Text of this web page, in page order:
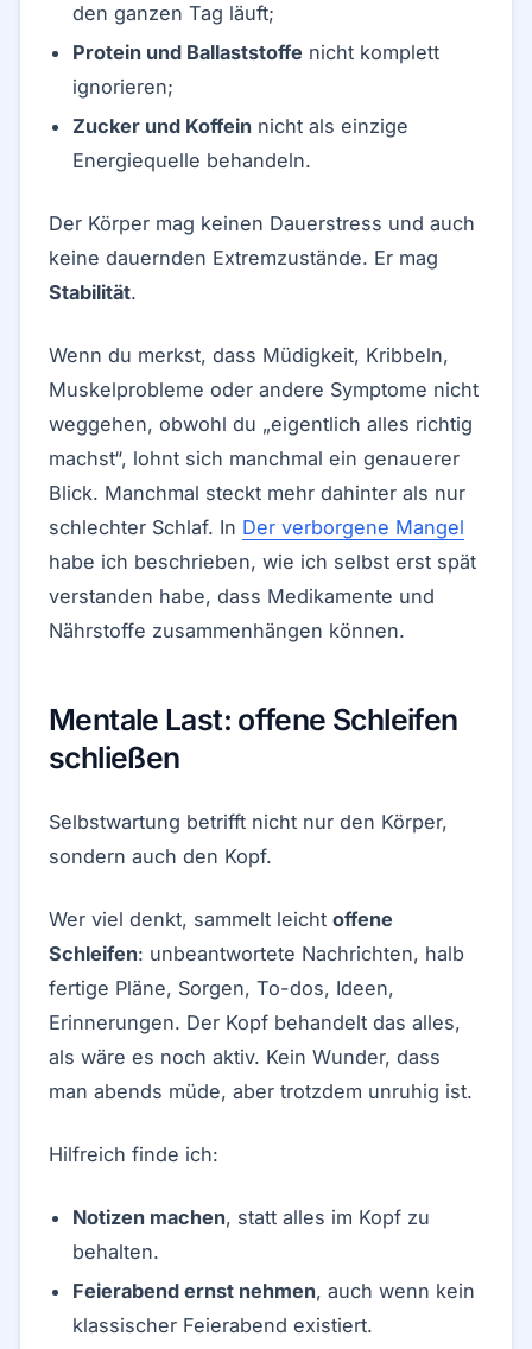
den ganzen Tag läuft;
Protein und Ballaststoffe nicht komplett
ignorieren;
Zucker und Koffein nicht als einzige
Energiequelle behandeln.
Der Körper mag keinen Dauerstress und auch
keine dauernden Extremzustände. Er mag
Stabilität.
Wenn du merkst, dass Müdigkeit, Kribbeln,
Muskelprobleme oder andere Symptome nicht
weggehen, obwohl du „eigentlich alles richtig
machst“, lohnt sich manchmal ein genauerer
Blick. Manchmal steckt mehr dahinter als nur
schlechter Schlaf. In Der verborgene Mangel
habe ich beschrieben, wie ich selbst erst spät
verstanden habe, dass Medikamente und
Nährstoffe zusammenhängen können.
Mentale Last: offene Schleifen
schließen
Selbstwartung betrifft nicht nur den Körper,
sondern auch den Kopf.
Wer viel denkt, sammelt leicht offene
Schleifen: unbeantwortete Nachrichten, halb
fertige Pläne, Sorgen, To-dos, Ideen,
Erinnerungen. Der Kopf behandelt das alles,
als wäre es noch aktiv. Kein Wunder, dass
man abends müde, aber trotzdem unruhig ist.
Hilfreich finde ich:
Notizen machen, statt alles im Kopf zu
behalten.
Feierabend ernst nehmen, auch wenn kein
klassischer Feierabend existiert.